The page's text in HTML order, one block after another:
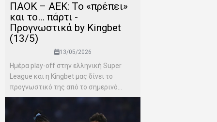
ΠΑΟΚ – ΑΕΚ: Το «πρέπει»
και το… πάρτι -
Προγνωστικά by Kingbet
(13/5)
13/05/2026
Ημέρα play-off στην ελληνική Super
League και η Kingbet μας δίνει το
προγνωστικό της από το σημερινό...